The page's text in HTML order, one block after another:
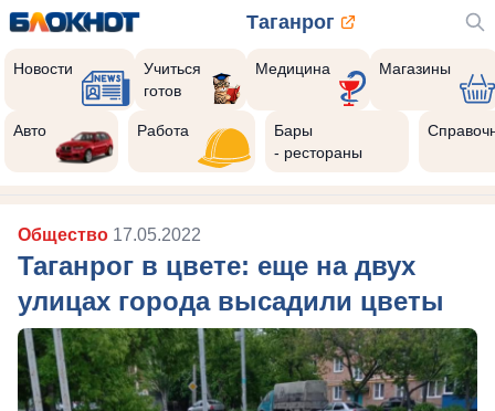
Таганрог
Новости
Учиться
готов
Медицина Магазины
Авто Работа
Бары
- рестораны
Общество 17.05.2022
Таганрог в цвете: еще на двух
улицах города высадили цветы